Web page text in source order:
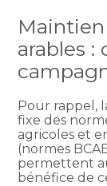
arables :
Pour rappel,
fixe des
agricoles et
(normes
permettent
bénéfice de